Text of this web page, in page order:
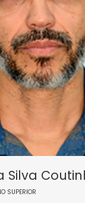
Silva
SUPERIOR